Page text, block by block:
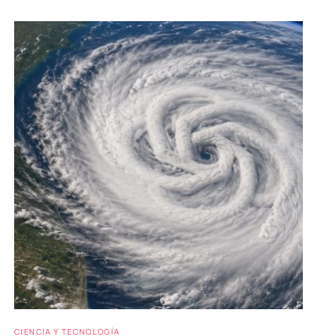
CIENCIA Y TECNOLOGÍA